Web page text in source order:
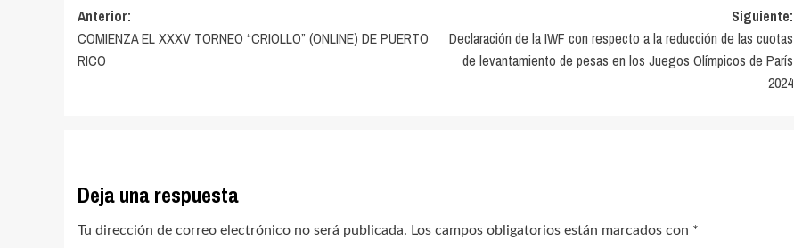
Navegación
de
entradas
Anterior:
COMIENZA EL XXXV TORNEO “CRIOLLO” (ONLINE) DE PUERTO
RICO
Siguiente:
Declaración de la IWF con respecto a la reducción de las cuotas
de levantamiento de pesas en los Juegos Olímpicos de París
2024
Deja una respuesta
Tu dirección de correo electrónico no será publicada. Los campos obligatorios están marcados con *